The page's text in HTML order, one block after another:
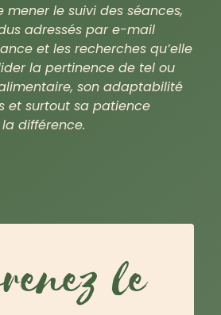
mener le suivi des séances,
adressés par e-mail
et les recherches qu’elle
la pertinence de tel ou
son adaptabilité
et surtout sa patience
différence.
le